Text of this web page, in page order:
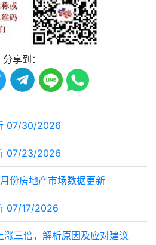
分享到：
07/30/2026
07/23/2026
份房地产市场数据更新
07/17/2026
三倍，解析原因及应对建议